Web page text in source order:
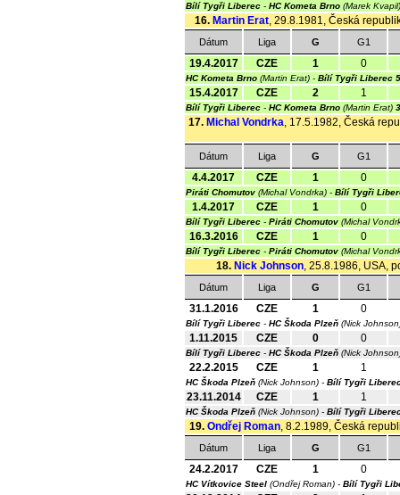
Bílí Tygři Liberec - HC Kometa Brno (Marek
16. Martin Erat, 29.8.1981, Česká
Dátum Liga G G1
19.4.2017 CZE 1 0
HC Kometa Brno (Martin Erat) - Bílí Tygři Liberec
15.4.2017 CZE 2 1
Bílí Tygři Liberec - HC Kometa Brno (Martin Erat)
17. Michal Vondrka, 17.5.1982, Česká
Dátum Liga G G1
4.4.2017 CZE 1 0
Piráti Chomutov (Michal Vondrka) - Bílí Tygři
1.4.2017 CZE 1 0
Bílí Tygři Liberec - Piráti Chomutov (Michal
16.3.2016 CZE 1 0
Bílí Tygři Liberec - Piráti Chomutov (Michal
18. Nick Johnson, 25.8.1986, USA,
Dátum Liga G G1
31.1.2016 CZE 1 0
Bílí Tygři Liberec - HC Škoda Plzeň (Nick
1.11.2015 CZE 0 0
Bílí Tygři Liberec - HC Škoda Plzeň (Nick
22.2.2015 CZE 1 1
HC Škoda Plzeň (Nick Johnson) - Bílí Tygři
23.11.2014 CZE 1 1
HC Škoda Plzeň (Nick Johnson) - Bílí Tygři
19. Ondřej Roman, 8.2.1989, Česká
Dátum Liga G G1
24.2.2017 CZE 1 0
HC Vítkovice Steel (Ondřej Roman) - Bílí Tygři